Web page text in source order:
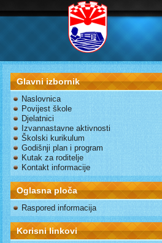
Glavni izbornik
Naslovnica
Povijest škole
Djelatnici
Izvannastavne aktivnosti
Školski kurikulum
Godišnji plan i program
Kutak za roditelje
Kontakt informacije
Oglasna ploča
Raspored informacija
Korisni linkovi